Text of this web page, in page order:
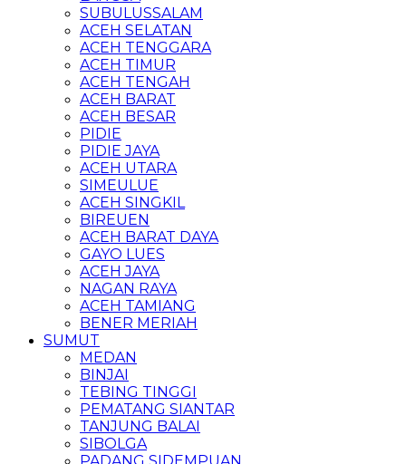
SUBULUSSALAM
ACEH SELATAN
ACEH TENGGARA
ACEH TIMUR
ACEH TENGAH
ACEH BARAT
ACEH BESAR
PIDIE
PIDIE JAYA
ACEH UTARA
SIMEULUE
ACEH SINGKIL
BIREUEN
ACEH BARAT DAYA
GAYO LUES
ACEH JAYA
NAGAN RAYA
ACEH TAMIANG
BENER MERIAH
SUMUT
MEDAN
BINJAI
TEBING TINGGI
PEMATANG SIANTAR
TANJUNG BALAI
SIBOLGA